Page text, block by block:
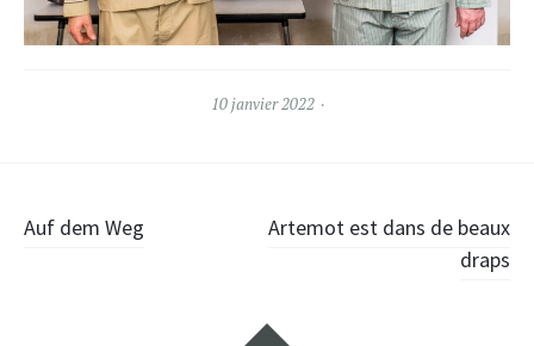
10 janvier 2022
Post
Auf dem Weg
Artemot est dans de beaux
draps
Widgets